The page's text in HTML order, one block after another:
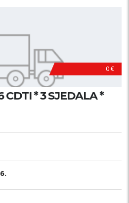
0 €
CDTI * 3 SJEDALA *